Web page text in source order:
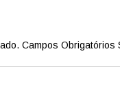
Campos Obrigatórios